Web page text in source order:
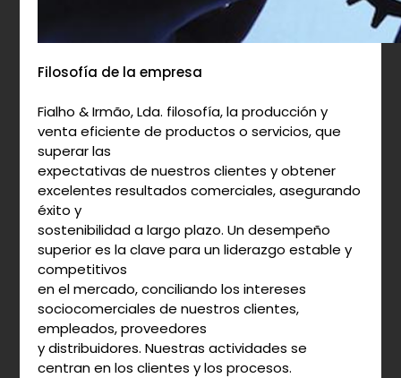
Filosofía de la empresa
Fialho & Irmão, Lda. filosofía, la producción y
venta eficiente de productos o servicios, que
superar las
expectativas de nuestros clientes y obtener
excelentes resultados comerciales, asegurando
éxito y
sostenibilidad a largo plazo. Un desempeño
superior es la clave para un liderazgo estable y
competitivos
en el mercado, conciliando los intereses
sociocomerciales de nuestros clientes,
empleados, proveedores
y distribuidores. Nuestras actividades se
centran en los clientes y los procesos.